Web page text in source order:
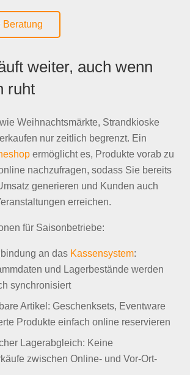
Beratung
weiter, auch wenn
ruht
Weihnachtsmärkte, Strandkioske
nur zeitlich begrenzt. Ein
ermöglicht es, Produkte vorab zu
nachzufragen, sodass Sie bereits
generieren und Kunden auch
erreichen.
für Saisonbetriebe:
an das Kassensystem:
und Lagerbestände werden
synchronisiert
Artikel: Geschenksets, Eventware
Produkte einfach online reservieren
Lagerabgleich: Keine
zwischen Online- und Vor-Ort-